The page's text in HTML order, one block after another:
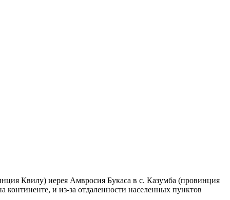
Квилу) иерея Амвросия Букаса в с. Казумба (провинция
и из-за отдаленности населенных пунктов